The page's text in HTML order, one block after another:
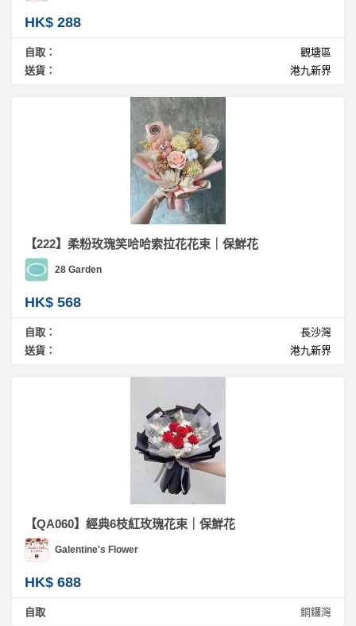
HK$ 288
自取：
觀塘區
送貨：
港九新界
【222】柔粉玫瑰笑哈哈索拉花花束｜保鮮花
28 Garden
HK$ 568
自取：
長沙灣
送貨：
港九新界
【QA060】經典6枝紅玫瑰花束｜保鮮花
Galentine's Flower
HK$ 688
自取 銅鑼灣